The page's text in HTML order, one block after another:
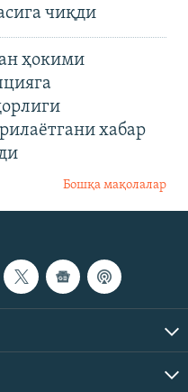
чиқди
ҳокими
хабар
Бошқа мақолалар